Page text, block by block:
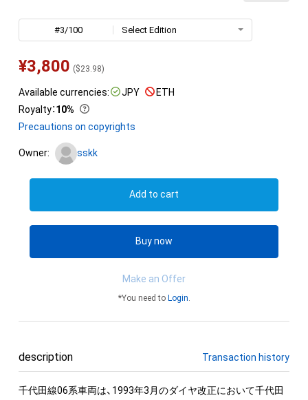
#3/100 Select Edition
¥3,800 ($23.98)
Available currencies: JPY
ETH
Royalty：10%
Precautions on copyrights
Owner: sskk
Add to cart
Buy now
Make an Offer
*You need to Login.
description Transaction history
千代田線06系車両は、1993年3月のダイヤ改正において千代田